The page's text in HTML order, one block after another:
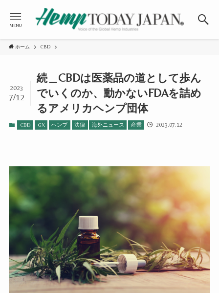
MENU
ホーム CBD
続＿CBDは医薬品の道として歩ん
でいくのか、動かないFDAを詰め
るアメリカヘンプ団体
2023
7/12
CBD GX ヘンプ 法律 海外ニュース 産業 2023.07.12